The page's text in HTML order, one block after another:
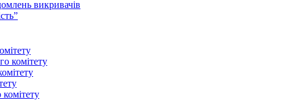
викривачів
комітету